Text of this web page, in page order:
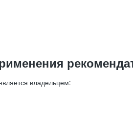
владельцем: